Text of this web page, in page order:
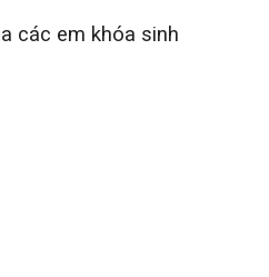
các em khóa sinh